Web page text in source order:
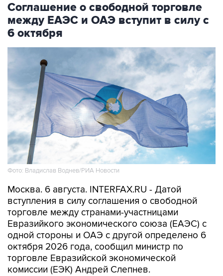
Соглашение о свободной торговле
между ЕАЭС и ОАЭ вступит в силу с
6 октября
Фото: Владислав Воднев/РИА Новости
Москва. 6 августа. INTERFAX.RU - Датой
вступления в силу соглашения о свободной
торговле между странами-участницами
Евразийкого экономического союза (ЕАЭС) с
одной стороны и ОАЭ с другой определено 6
октября 2026 года, сообщил министр по
торговле Евразийской экономической
комиссии (ЕЭК) Андрей Слепнев.